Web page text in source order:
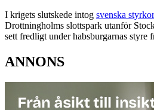
I krigets slutskede intog svenska
Drottningholms slottspark utanför
sett fredligt under habsburgarnas styre
ANNONS